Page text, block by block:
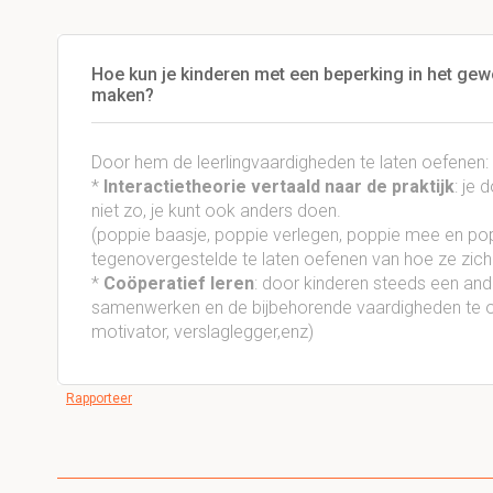
Hoe kun je kinderen met een beperking in het
maken?
Door hem de leerlingvaardigheden te laten oefenen:
* Interactietheorie vertaald naar de praktijk: je
niet zo, je kunt ook anders doen.
(poppie baasje, poppie verlegen, poppie mee en
tegenovergestelde te laten oefenen van hoe ze
* Coöperatief leren: door kinderen steeds een
samenwerken en de bijbehorende vaardigheden te
motivator, verslaglegger,enz)
Rapporteer